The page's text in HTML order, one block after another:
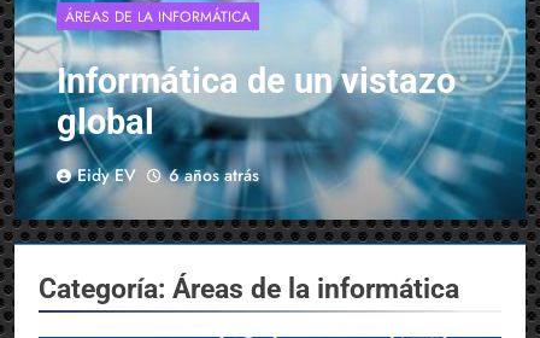
ÁREAS DE LA INFORMÁTICA
Informática de un vistazo
global
Eidy EV 6 años atrás
Categoría: Áreas de la informática